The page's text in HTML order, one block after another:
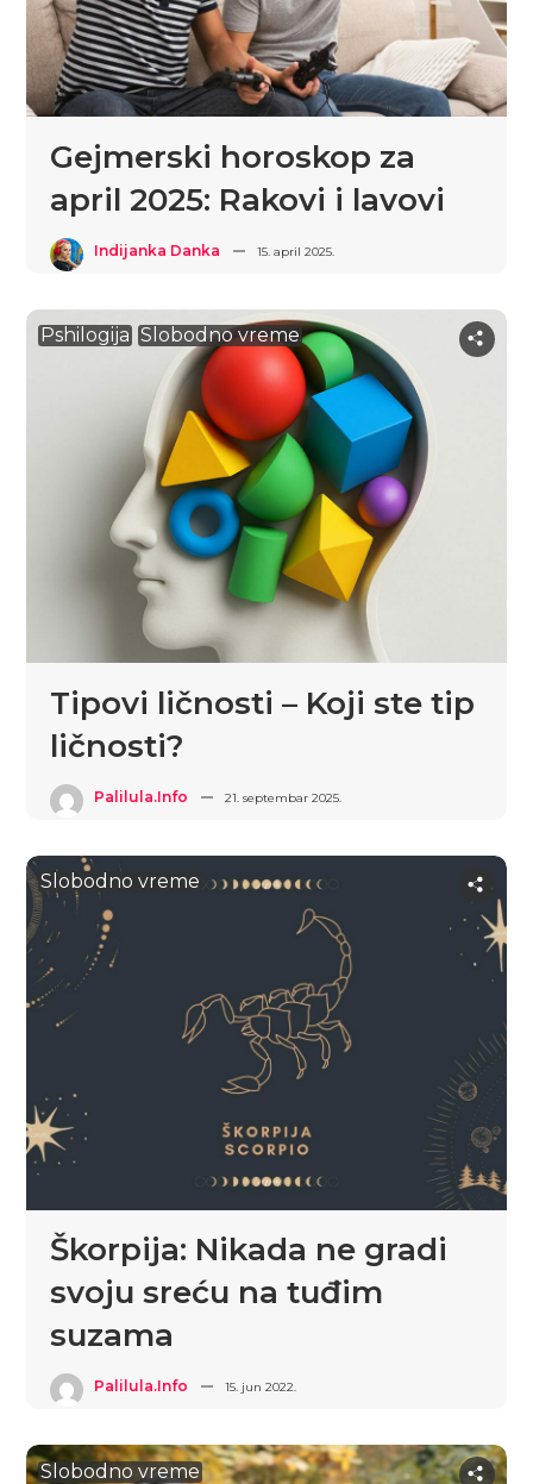
Gejmerski horoskop za
april 2025: Rakovi i lavovi
Indijanka Danka 15. april 2025.
Pshilogija Slobodno vreme
Tipovi ličnosti – Koji ste tip
ličnosti?
Palilula.info 21. septembar 2025.
Slobodno vreme
Škorpija: Nikada ne gradi
svoju sreću na tuđim
suzama
Palilula.info 15. jun 2022.
Slobodno vreme